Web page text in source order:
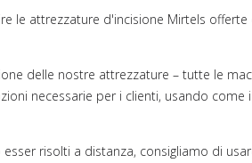
le attrezzature d'incisione Mirtels
delle nostre attrezzature – tutte le
necessarie per i clienti, usando
risolti a distanza, consigliamo di